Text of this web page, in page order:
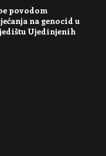
povodom
na genocid u
Ujedinjenih